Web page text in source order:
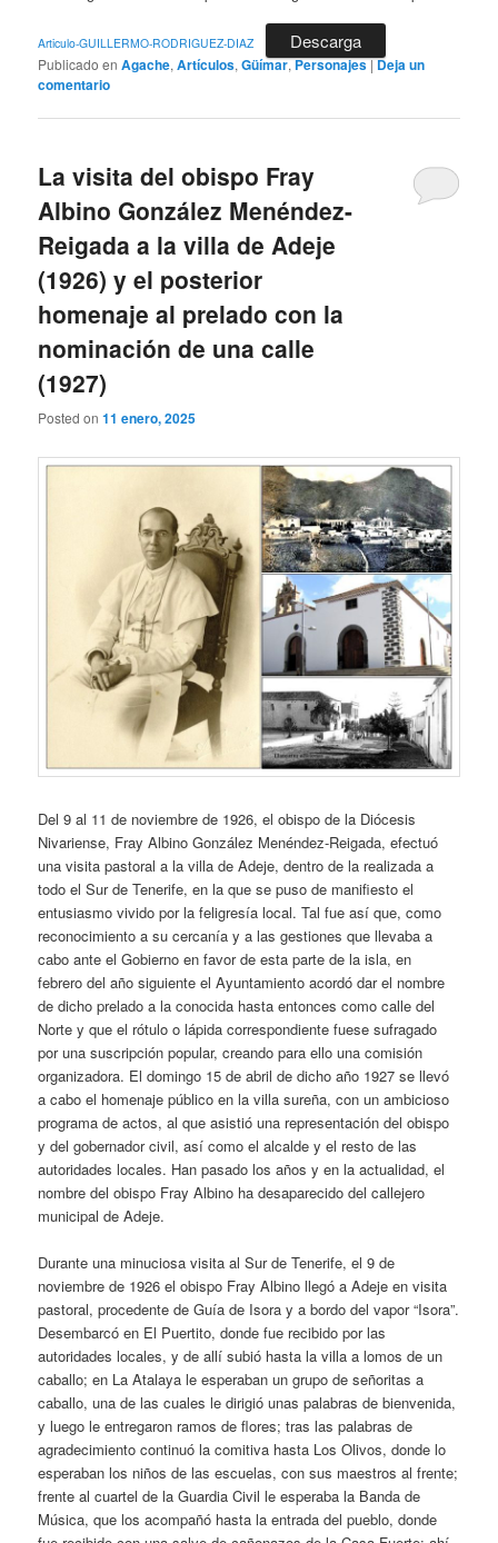
Articulo-GUILLERMO-RODRIGUEZ-DIAZ Descarga
Publicado en Agache,Artículos,Güímar,Personajes|Deja un
comentario
La visita del obispo Fray
Albino González Menéndez-
Reigada a la villa de Adeje
(1926) y el posterior
homenaje al prelado con la
nominación de una calle
(1927)
Posted on11 enero, 2025
Del 9 al 11 de noviembre de 1926, el obispo de la Diócesis
Nivariense, Fray Albino González Menéndez-Reigada, efectuó
una visita pastoral a la villa de Adeje, dentro de la realizada a
todo el Sur de Tenerife, en la que se puso de manifiesto el
entusiasmo vivido por la feligresía local. Tal fue así que, como
reconocimiento a su cercanía y a las gestiones que llevaba a
cabo ante el Gobierno en favor de esta parte de la isla, en
febrero del año siguiente el Ayuntamiento acordó dar el nombre
de dicho prelado a la conocida hasta entonces como calle del
Norte y que el rótulo o lápida correspondiente fuese sufragado
por una suscripción popular, creando para ello una comisión
organizadora. El domingo 15 de abril de dicho año 1927 se llevó
a cabo el homenaje público en la villa sureña, con un ambicioso
programa de actos, al que asistió una representación del obispo
y del gobernador civil, así como el alcalde y el resto de las
autoridades locales. Han pasado los años y en la actualidad, el
nombre del obispo Fray Albino ha desaparecido del callejero
municipal de Adeje.
Durante una minuciosa visita al Sur de Tenerife, el 9 de
noviembre de 1926 el obispo Fray Albino llegó a Adeje en visita
pastoral, procedente de Guía de Isora y a bordo del vapor “Isora”.
Desembarcó en El Puertito, donde fue recibido por las
autoridades locales, y de allí subió hasta la villa a lomos de un
caballo; en La Atalaya le esperaban un grupo de señoritas a
caballo, una de las cuales le dirigió unas palabras de bienvenida,
y luego le entregaron ramos de flores; tras las palabras de
agradecimiento continuó la comitiva hasta Los Olivos, donde lo
esperaban los niños de las escuelas, con sus maestros al frente;
frente al cuartel de la Guardia Civil le esperaba la Banda de
Música, que los acompañó hasta la entrada del pueblo, donde